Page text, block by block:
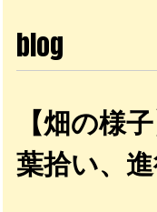
blog
【畑の様
葉拾い、進